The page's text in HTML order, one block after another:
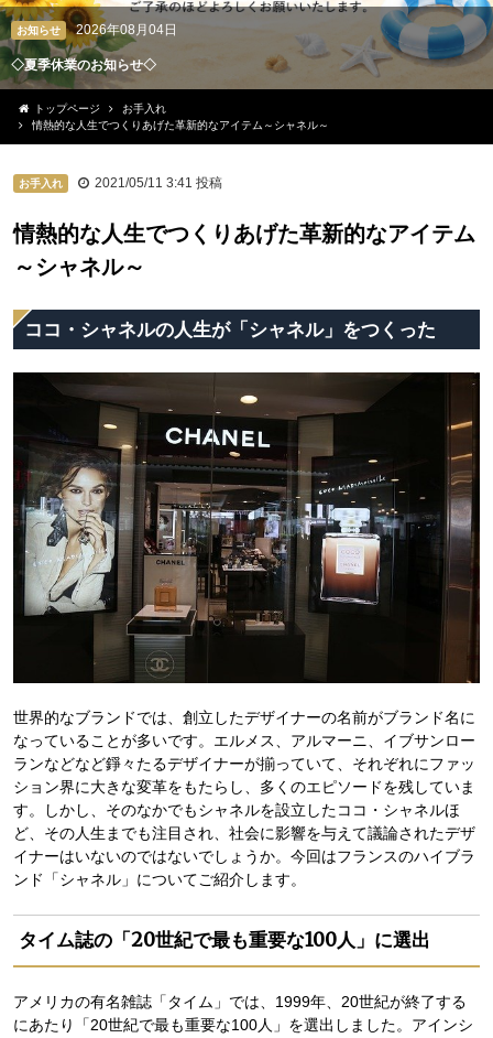
クレアン広報室 2026年08月04日
ペルシャ絨毯やギャッベも丸洗い。高級絨毯の専門クリーニング
トップページ
お手入れ
情熱的な人生でつくりあげた革新的なアイテム～シャネル～
お手入れ 2021/05/11 3:41 投稿
情熱的な人生でつくりあげた革新的なアイテム
～シャネル～
ココ・シャネルの人生が「シャネル」をつくった
世界的なブランドでは、創立したデザイナーの名前がブランド名に
なっていることが多いです。エルメス、アルマーニ、イブサンロー
ランなどなど錚々たるデザイナーが揃っていて、それぞれにファッ
ション界に大きな変革をもたらし、多くのエピソードを残していま
す。しかし、そのなかでもシャネルを設立したココ・シャネルほ
ど、その人生までも注目され、社会に影響を与えて議論されたデザ
イナーはいないのではないでしょうか。今回はフランスのハイブラ
ンド「シャネル」についてご紹介します。
タイム誌の「20世紀で最も重要な100人」に選出
アメリカの有名雑誌「タイム」では、1999年、20世紀が終了する
にあたり「20世紀で最も重要な100人」を選出しました。アインシ